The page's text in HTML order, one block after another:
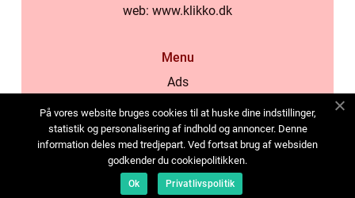
web: www.klikko.dk
Menu
Ads
Cookies
Contact
Sitemap
På vores website bruges cookies til at huske dine indstillinger,
statistik og personalisering af indhold og annoncer. Denne
information deles med tredjepart. Ved fortsat brug af websiden
godkender du cookiepolitikken.
Ok Privatlivspolitik